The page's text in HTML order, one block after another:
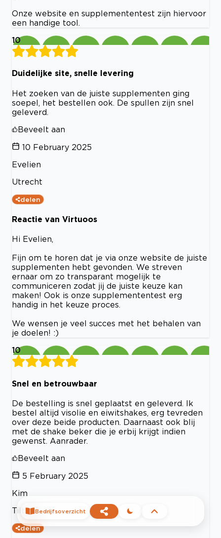
Onze website en supplemententest zijn hiervoor
een handige tool.
10
Duidelijke site, snelle levering
Het zoeken van de juiste supplementen ging
soepel, het bestellen ook. De spullen zijn snel
geleverd.
Beveelt aan
10 February 2025
Evelien
Utrecht
delen
Reactie van Virtuoos
Hi Evelien,
Fijn om te horen dat je via onze website de juiste
supplementen hebt gevonden. We streven
ernaar om zo transparant mogelijk te
communiceren zodat jij de juiste keuze kan
maken! Ook is onze supplemententest erg
handig in het keuze proces.
We wensen je veel succes met het behalen van
je doelen! :)
10
Snel en betrouwbaar
De bestelling is snel geplaatst en geleverd. Ik
bestel altijd visolie en eiwitshakes, erg tevreden
over deze beide producten. Daarnaast ook blij
met de shake beker die je erbij krijgt indien
gewenst. Aanrader.
Beveelt aan
5 February 2025
Kim
Tilburg
delen
Bedrijfsoverzicht